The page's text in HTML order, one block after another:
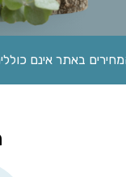
באתר אינם כוללים